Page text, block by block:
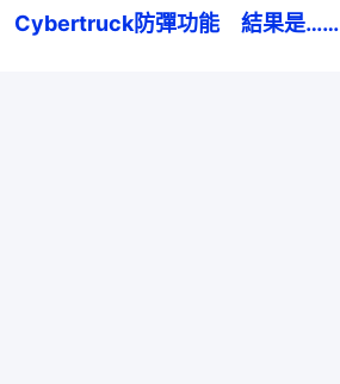
Cybertruck防彈功能　結果是……